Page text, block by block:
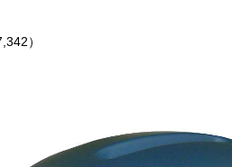
）